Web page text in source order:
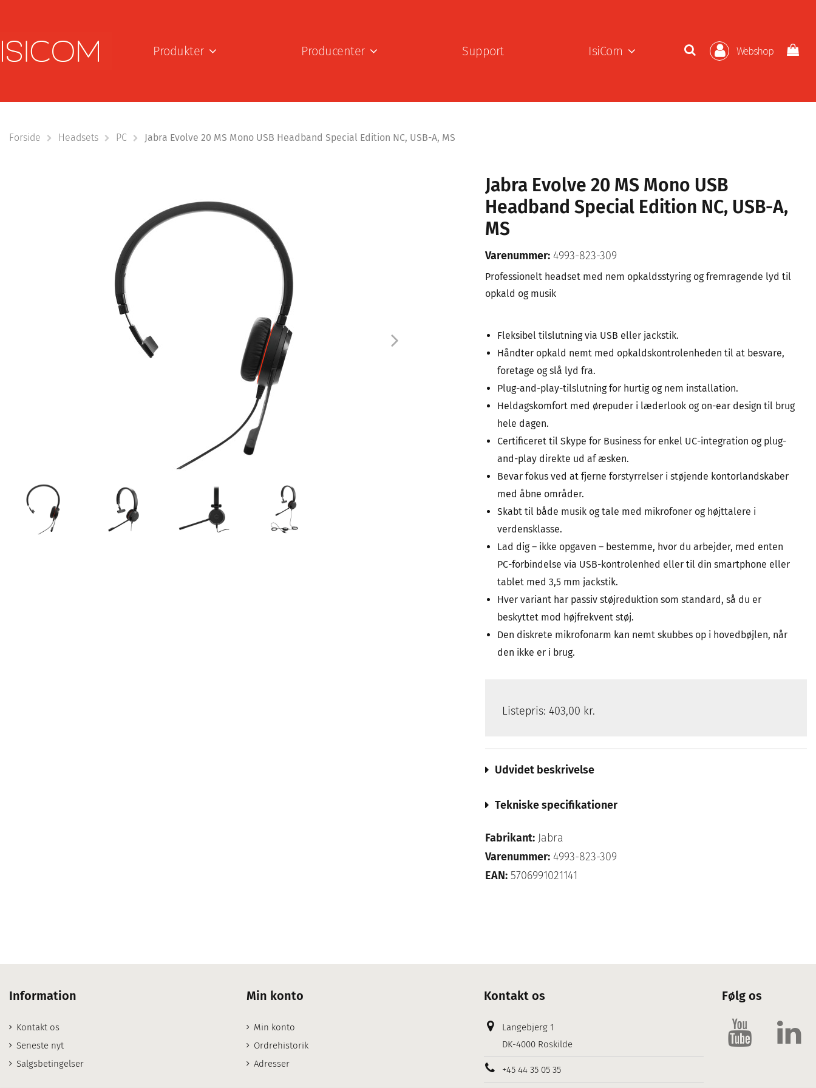
Produkter Producenter Support IsiCom Webshop
Forside Headsets PC Jabra Evolve 20 MS Mono USB Headband Special Edition NC, USB-A, MS
Jabra Evolve 20 MS Mono USB
Headband Special Edition NC, USB-A,
MS
Varenummer: 4993-823-309
Professionelt headset med nem opkaldsstyring og fremragende lyd til
opkald og musik
Fleksibel tilslutning via USB eller jackstik.
Håndter opkald nemt med opkaldskontrolenheden til at besvare,
foretage og slå lyd fra.
Plug-and-play-tilslutning for hurtig og nem installation.
Heldagskomfort med ørepuder i læderlook og on-ear design til brug
hele dagen.
Certificeret til Skype for Business for enkel UC-integration og plug-
and-play direkte ud af æsken.
Bevar fokus ved at fjerne forstyrrelser i støjende kontorlandskaber
med åbne områder.
Skabt til både musik og tale med mikrofoner og højttalere i
verdensklasse.
Lad dig – ikke opgaven – bestemme, hvor du arbejder, med enten
PC-forbindelse via USB-kontrolenhed eller til din smartphone eller
tablet med 3,5 mm jackstik.
Hver variant har passiv støjreduktion som standard, så du er
beskyttet mod højfrekvent støj.
Den diskrete mikrofonarm kan nemt skubbes op i hovedbøjlen, når
den ikke er i brug.
Listepris: 403,00 kr.
Udvidet beskrivelse
Tekniske specifikationer
Fabrikant: Jabra
Varenummer: 4993-823-309
EAN: 5706991021141
Information
Kontakt os
Seneste nyt
Salgsbetingelser
Min konto
Min konto
Ordrehistorik
Adresser
Kontakt os
Langebjerg 1
DK-4000 Roskilde
+45 44 35 05 35
Følg os